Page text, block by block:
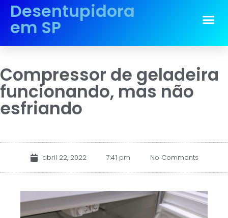
Desentupidora
em SP
Compressor de geladeira
funcionando, mas não
esfriando
abril 22, 2022 7:41 pm No Comments